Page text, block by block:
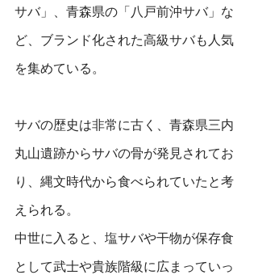
サバ」、青森県の「八戸前沖サバ」な
ど、ブランド化された高級サバも人気
を集めている。
サバの歴史は非常に古く、青森県三内
丸山遺跡からサバの骨が発見されてお
り、縄文時代から食べられていたと考
えられる。
中世に入ると、塩サバや干物が保存食
として武士や貴族階級に広まっていっ